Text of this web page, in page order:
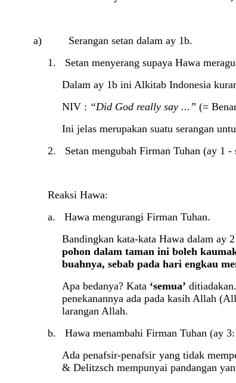
a) Serangan setan dalam ay 1b.
1. Setan menyerang supaya Hawa
Dalam ay 1b ini Alkitab Indonesia
NIV : “Did God really say ...” (=
Ini jelas merupakan suatu serangan
2. Setan mengubah Firman Tuhan (ay 1 -
Reaksi Hawa:
a. Hawa mengurangi Firman Tuhan.
Bandingkan kata-kata Hawa dalam ay
pohon dalam taman ini boleh
buahnya, sebab pada hari engkau
Apa bedanya? Kata ‘semua’
penekanannya ada pada kasih Allah
larangan Allah.
b. Hawa menambahi Firman Tuhan (ay 3:
Ada penafsir-penafsir yang tidak
& Delitzsch mempunyai pandangan